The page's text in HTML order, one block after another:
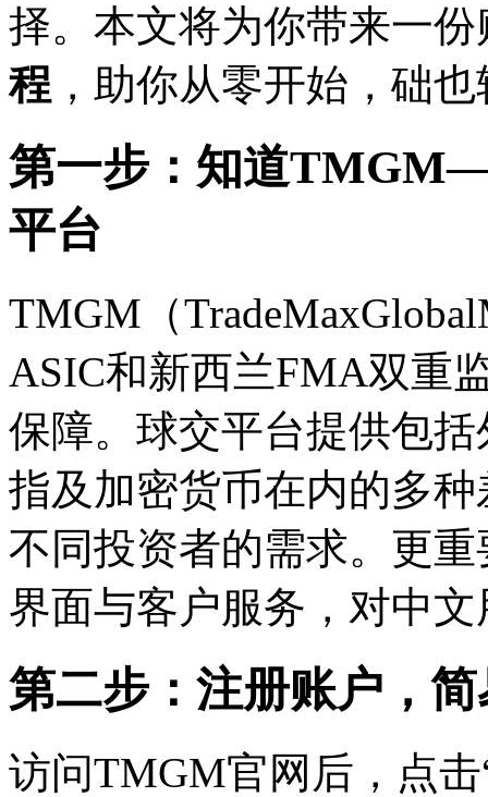
择。本文将为你带来一
程 ，助你从零开始，础
第一步：知道
平台
TMGM（
ASIC和新西兰FMA双重
保障。球交平台提供包
指及加密货币在内的多
不同投资者的需求。更
界面与客户服务，对中
第二步：注册账户，
访问TMGM官网后，点